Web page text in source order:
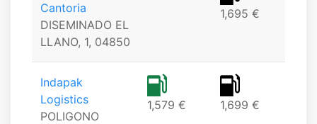
Cantoria
DISEMINADO EL
LLANO, 1, 04850
1,695 €
Indapak
Logistics
POLIGONO
1,579 € 1,699 €